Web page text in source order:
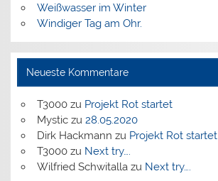
Weißwasser im Winter
Windiger Tag am Ohr.
Neueste Kommentare
T3000zu Projekt Rot startet
Mysticzu 28.05.2020
Dirk Hackmann zu Projekt Rot startet
T3000zu Next try….
Wilfried Schwitalla zu Next try….